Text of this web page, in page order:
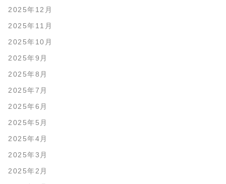
2025年12月
2025年11月
2025年10月
2025年9月
2025年8月
2025年7月
2025年6月
2025年5月
2025年4月
2025年3月
2025年2月